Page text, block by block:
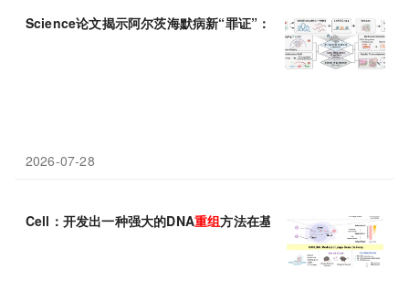
Science论文揭示阿尔茨海默病新“罪证”：3D基因组重组揭示脑细
2026-07-28
Cell：开发出一种强大的DNA重组方法在基因治疗中用于较大的基